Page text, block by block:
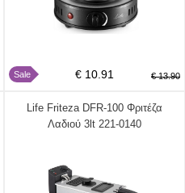
€ 10.91 € 13.90
Sale
Life Friteza DFR-100 Φριτέζα
Λαδιού 3lt 221-0140